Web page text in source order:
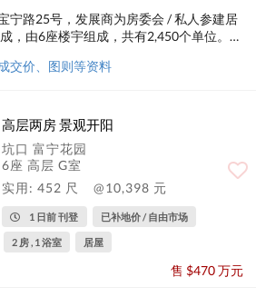
宁路25号，发展商为房委会 / 私人参建居
，由6座楼宇组成，共有2,450个单位。实
在西贡。
交价、图则等资料
高层两房 景观开阳
坑口 富宁花园
6座 高层 G室
实用: 452 尺
@10,398 元
1 日前 刊登 已补地价 / 自由市场
2 房 , 1 浴室 居屋
售 $470 万元